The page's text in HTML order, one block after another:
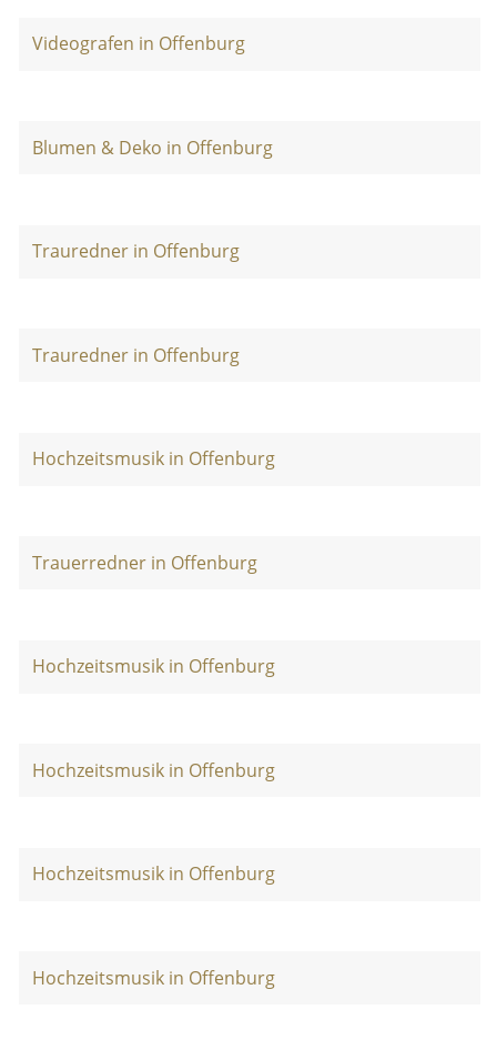
Videografen in Offenburg
Blumen & Deko in Offenburg
Trauredner in Offenburg
Trauredner in Offenburg
Hochzeitsmusik in Offenburg
Trauerredner in Offenburg
Hochzeitsmusik in Offenburg
Hochzeitsmusik in Offenburg
Hochzeitsmusik in Offenburg
Hochzeitsmusik in Offenburg